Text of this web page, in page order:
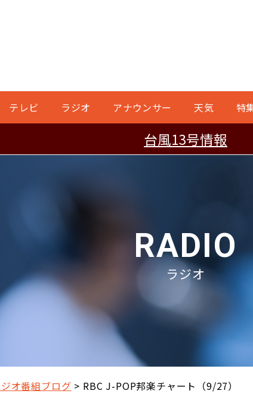
テレビ ラジオ アナウンサー 天気 特
台風13号情報
RADIO
ラジオ
オ番組ブログ RBC J-POP邦楽チャート（9/27）